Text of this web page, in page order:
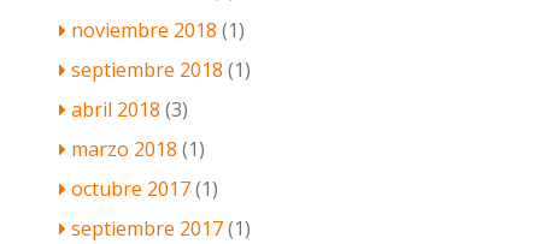
noviembre 2018 (1)
septiembre 2018 (1)
abril 2018 (3)
marzo 2018 (1)
octubre 2017(1)
septiembre 2017(1)